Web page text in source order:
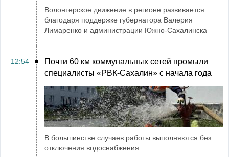
Волонтерское движение в регионе развивается
благодаря поддержке губернатора Валерия
Лимаренко и администрации Южно-Сахалинска
12:54
Почти 60 км коммунальных сетей промыли
специалисты «РВК‑Сахалин» с начала года
В большинстве случаев работы выполняются без
отключения водоснабжения